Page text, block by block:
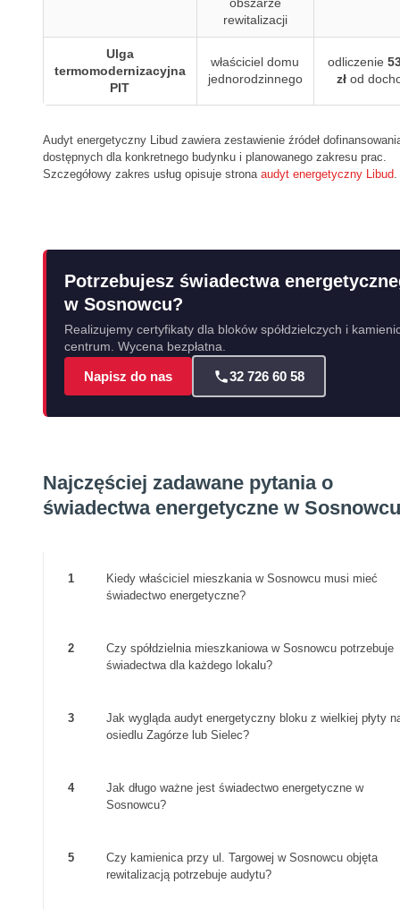
rewitalizacji
Ulga
termomodernizacyjna
PIT
właściciel domu
jednorodzinnego
odliczenie
zł od
Audyt energetyczny Libud zawiera zestawienie źródeł
dostępnych dla konkretnego budynku i planowanego zakresu prac.
Szczegółowy zakres usług opisuje strona audyt energetyczny Libud.
Potrzebujesz świadectwa
w Sosnowcu?
Realizujemy certyfikaty dla bloków spółdzielczych i
centrum. Wycena bezpłatna.
Napisz do nas 32 726 60 58
Najczęściej zadawane pytania o
świadectwa energetyczne w Sosnowcu
1
Kiedy właściciel mieszkania w Sosnowcu musi mieć
świadectwo energetyczne?
2
Czy spółdzielnia mieszkaniowa w Sosnowcu potrzebuje
świadectwa dla każdego lokalu?
3
Jak wygląda audyt energetyczny bloku z wielkiej płyty
osiedlu Zagórze lub Sielec?
4
Jak długo ważne jest świadectwo energetyczne w
Sosnowcu?
5
Czy kamienica przy ul. Targowej w Sosnowcu objęta
rewitalizacją potrzebuje audytu?